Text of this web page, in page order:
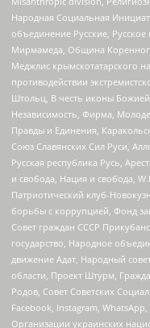
Народная Социальная
объединение Русские,
Мирмамеда, Община
Меджлис крымскотатарского
противодействии
Штольц, В честь иконы
Независимость, Фирма,
Правды и Единения,
Союз Славянских Сил Руси,
Русская республика Русь,
и свобода, Нация и свобода,
Патриотический клуб-
борьбы с коррупцией, Фонд
Совет граждан СССР
государство, Народное
движение Адат, Народный
области, Проект Штурм,
Родов, Совет Советских
Facebook, Instagram,
Организации украинских